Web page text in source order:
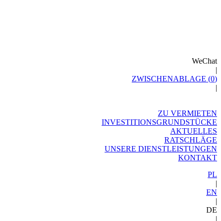
WeChat
|
ZWISCHENABLAGE (0)
|
ZU VERMIETEN
INVESTITIONSGRUNDSTÜCKE
AKTUELLES
RATSCHLÄGE
UNSERE DIENSTLEISTUNGEN
KONTAKT
PL
|
EN
|
DE
|